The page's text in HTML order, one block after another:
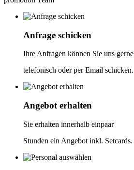
Anfrage schicken
Ihre Anfragen können Sie uns gerne
telefonisch oder per Email schicken.
Angebot erhalten
Sie erhalten innerhalb einpaar
Stunden ein Angebot inkl. Setcards.